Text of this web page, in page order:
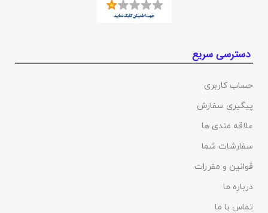
دسترسی سریع
حساب کاربری
پیگیری سفارش
علاقه مندی ها
سفارشات شما
قوانین و مقررات
درباره ما
تماس با ما